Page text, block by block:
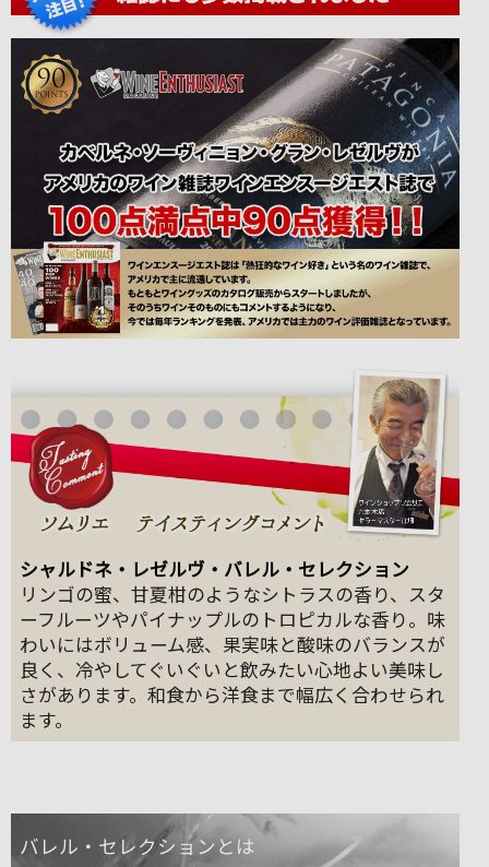
シャルドネ・レゼルヴ・バレル・セレクション
リンゴの蜜、甘夏柑のようなシトラスの香り、スタ
ーフルーツやパイナップルのトロピカルな香り。味
わいにはボリューム感、果実味と酸味のバランスが
良く、冷やしてぐいぐいと飲みたい心地よい美味し
さがあります。和食から洋食まで幅広く合わせられ
ます。
バレル・セレクションとは